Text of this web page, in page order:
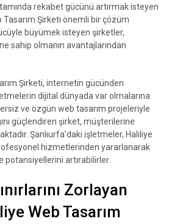
rekabet gücünü artırmak isteyen
Şirketi önemli bir çözüm
büyümek isteyen şirketler,
sahip olmanın avantajlarından
Şirketi, internetin gücünden
dijital dünyada var olmalarına
ve özgün web tasarım projeleriyle
güçlendiren şirket, müşterilerine
Şanlıurfa'daki işletmeler, Haliliye
hizmetlerinden yararlanarak
artırabilirler.
Zorlayan
Web Tasarım